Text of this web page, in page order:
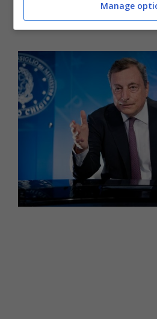
INPS a famiglie di
gravidanza. E conviene
Manage